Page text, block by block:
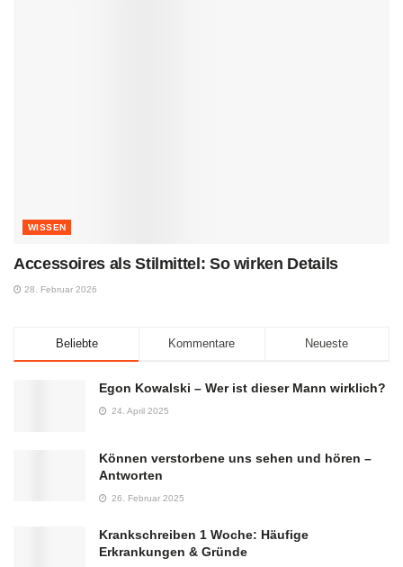
WISSEN
Accessoires als Stilmittel: So wirken Details
28. Februar 2026
Beliebte Kommentare Neueste
Egon Kowalski – Wer ist dieser Mann wirklich?
24. April 2025
Können verstorbene uns sehen und hören –
Antworten
26. Februar 2025
Krankschreiben 1 Woche: Häufige
Erkrankungen & Gründe